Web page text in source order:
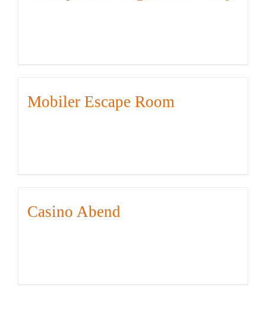
Mobiler Escape Room
Casino Abend